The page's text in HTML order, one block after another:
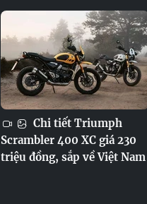
Chi tiết Triumph
Scrambler 400 XC giá 230
triệu đồng, sắp về Việt Nam